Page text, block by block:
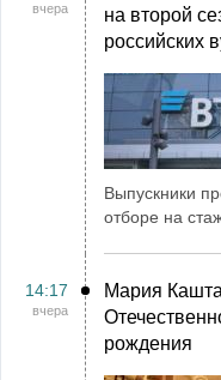
вчера
на второй
российских
Выпускники
отборе на
14:17
вчера
Мария
рождения